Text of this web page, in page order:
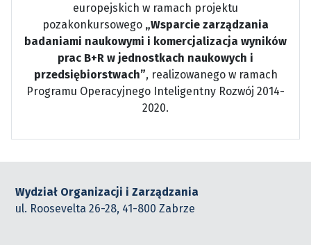
europejskich w ramach projektu
pozakonkursowego „Wsparcie zarządzania
badaniami naukowymi i komercjalizacja wyników
prac B+R w jednostkach naukowych i
przedsiębiorstwach”, realizowanego w ramach
Programu Operacyjnego Inteligentny Rozwój 2014-
2020.
Wydział Organizacji i Zarządzania
ul. Roosevelta 26-28, 41-800 Zabrze